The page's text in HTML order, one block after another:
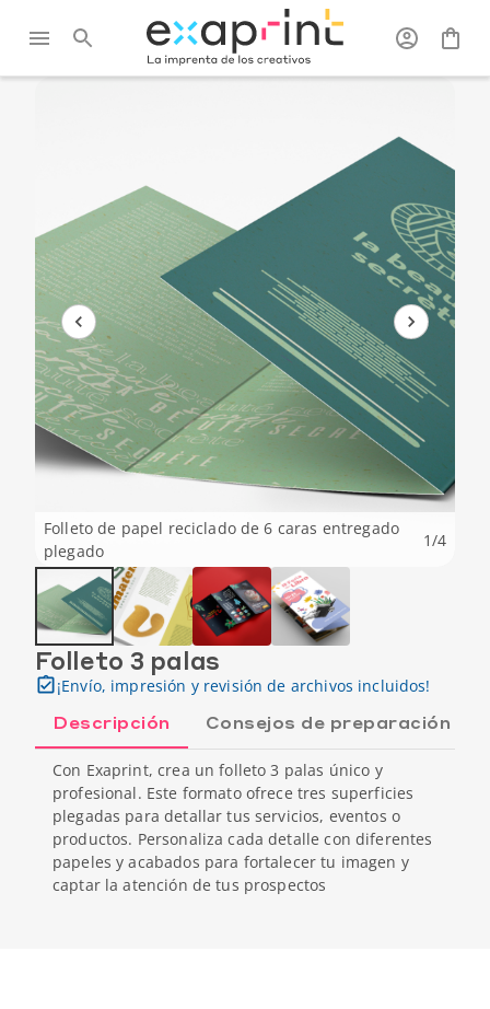
Folleto de papel reciclado de 6 caras entregado
plegado
1/4
Folleto 3 palas
¡Envío, impresión y revisión de archivos incluidos!
Descripción Consejos de preparación
Con Exaprint, crea un folleto 3 palas único y
profesional. Este formato ofrece tres superficies
plegadas para detallar tus servicios, eventos o
productos. Personaliza cada detalle con diferentes
papeles y acabados para fortalecer tu imagen y
captar la atención de tus prospectos